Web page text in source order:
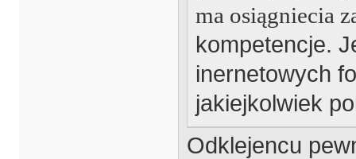
ma osiągniecia
kompetencje.
inernetowych
jakiejkolwiek
Odklejencu